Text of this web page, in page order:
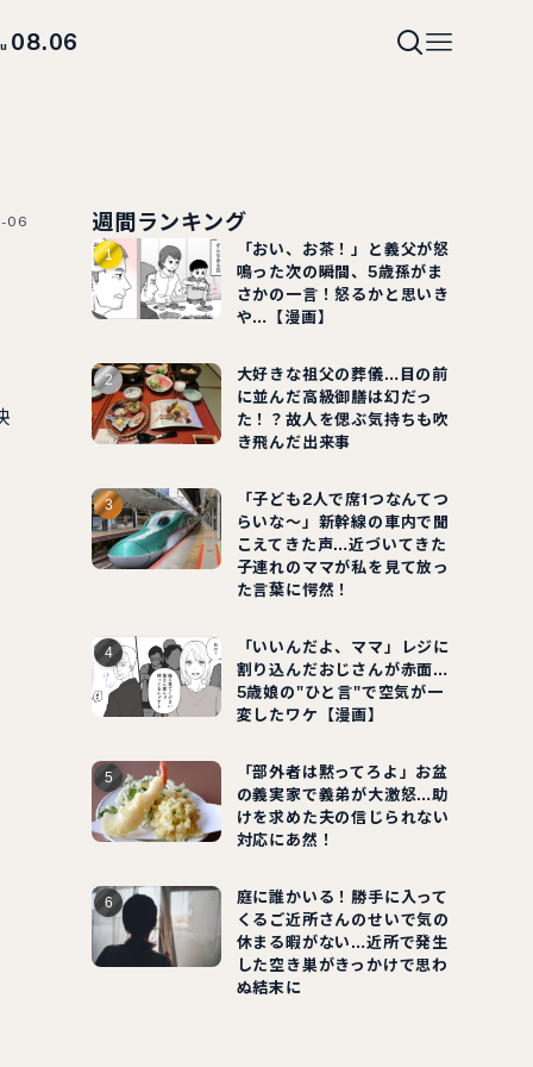
08.06
06 週間ランキング
「おい、お茶！」と義父が怒
鳴った次の瞬間、5歳孫がま
さかの一言！怒るかと思いき
や…【漫画】
大好きな祖父の葬儀…目の前
に並んだ高級御膳は幻だっ
た！？故人を偲ぶ気持ちも吹
き飛んだ出来事
「子ども2人で席1つなんてつ
らいな～」新幹線の車内で聞
こえてきた声…近づいてきた
子連れのママが私を見て放っ
た言葉に愕然！
「いいんだよ、ママ」レジに
割り込んだおじさんが赤面…
5歳娘の"ひと言"で空気が一
変したワケ【漫画】
「部外者は黙ってろよ」お盆
の義実家で義弟が大激怒…助
けを求めた夫の信じられない
対応にあ然！
庭に誰かいる！勝手に入って
くるご近所さんのせいで気の
休まる暇がない…近所で発生
した空き巣がきっかけで思わ
ぬ結末に